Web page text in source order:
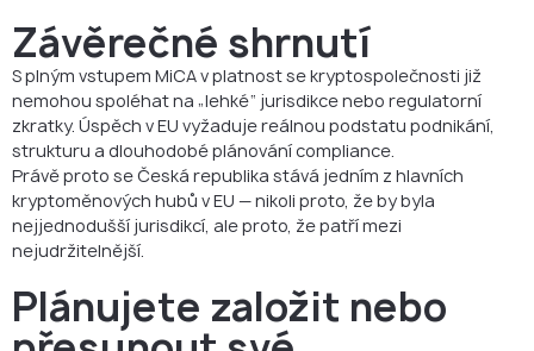
Závěrečné shrnutí
S plným vstupem MiCA v platnost se kryptospolečnosti již
nemohou spoléhat na „lehké“ jurisdikce nebo regulatorní
zkratky. Úspěch v EU vyžaduje reálnou podstatu podnikání,
strukturu a dlouhodobé plánování compliance.
Právě proto se Česká republika stává jedním z hlavních
kryptoměnových hubů v EU — nikoli proto, že by byla
nejjednodušší jurisdikcí, ale proto, že patří mezi
nejudržitelnější.
Plánujete založit nebo